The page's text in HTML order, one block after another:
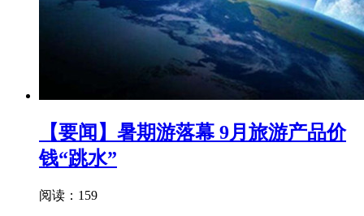
【要闻】暑期游落幕 9月旅游产品价
钱“跳水”
阅读：159